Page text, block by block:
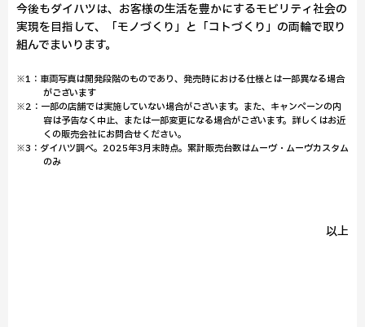
今後もダイハツは、お客様の生活を豊かにするモビリティ社会の
実現を目指して、「モノづくり」と「コトづくり」の両輪で取り
組んでまいります。
※1：車両写真は開発段階のものであり、発売時における仕様とは一部異なる場合
がございます
※2：一部の店舗では実施していない場合がございます。また、キャンペーンの内
容は予告なく中止、または一部変更になる場合がございます。詳しくはお近
くの販売会社にお問合せください。
※3：ダイハツ調べ。2025年3月末時点。累計販売台数はムーヴ・ムーヴカスタム
のみ
以上